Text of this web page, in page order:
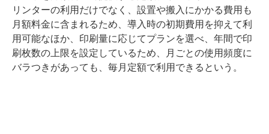
リンターの利用だけでなく、設置や搬入にかかる費用も
月額料金に含まれるため、導入時の初期費用を抑えて利
用可能なほか、印刷量に応じてプランを選べ、年間で印
刷枚数の上限を設定しているため、月ごとの使用頻度に
バラつきがあっても、毎月定額で利用できるという。